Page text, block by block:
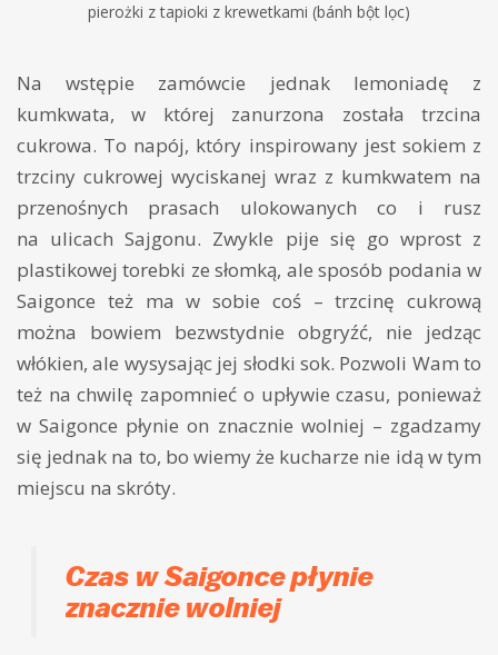
pierożki z tapioki z krewetkami (bánh bột lọc)
Na wstępie zamówcie jednak lemoniadę z
kumkwata, w której zanurzona została trzcina
cukrowa. To napój, który inspirowany jest sokiem z
trzciny cukrowej wyciskanej wraz z kumkwatem na
przenośnych prasach ulokowanych co i rusz
na ulicach Sajgonu. Zwykle pije się go wprost z
plastikowej torebki ze słomką, ale sposób podania w
Saigonce też ma w sobie coś – trzcinę cukrową
można bowiem bezwstydnie obgryźć, nie jedząc
włókien, ale wysysając jej słodki sok. Pozwoli Wam to
też na chwilę zapomnieć o upływie czasu, ponieważ
w Saigonce płynie on znacznie wolniej – zgadzamy
się jednak na to, bo wiemy że kucharze nie idą w tym
miejscu na skróty.
Czas w Saigonce płynie
znacznie wolniej